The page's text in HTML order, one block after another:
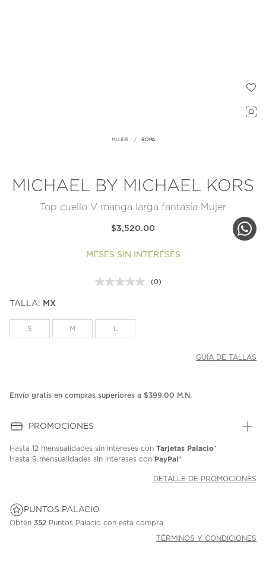
MUJER ROPA
MICHAEL BY MICHAEL KORS
Top cuello V manga larga fantasía Mujer
$3,520.00
MESES SIN INTERESES
Sin
(0)
TALLA: MX
S M
GUÍA DE TALLAS
Envío gratis en compras superiores a $399.00 M.N.
PROMOCIONES
Hasta 12 mensualidades sin intereses con Tarjetas Palacio*
Hasta 9 mensualidades sin intereses con PayPal*
DETALLE DE PROMOCIONES
PUNTOS PALACIO
Obtén 352 Puntos Palacio con esta compra.
TÉRMINOS Y CONDICIONES